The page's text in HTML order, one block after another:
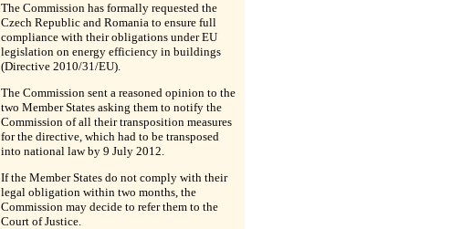
The Commission has formally requested the
Czech Republic and Romania to ensure full
compliance with their obligations under EU
legislation on energy efficiency in buildings
(Directive 2010/31/EU).
The Commission sent a reasoned opinion to the
two Member States asking them to notify the
Commission of all their transposition measures
for the directive, which had to be transposed
into national law by 9 July 2012.
If the Member States do not comply with their
legal obligation within two months, the
Commission may decide to refer them to the
Court of Justice.